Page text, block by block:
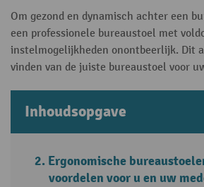
Om gezond en dynamisch achter een
een professionele bureaustoel met
instelmogelijkheden onontbeerlijk. Dit
vinden van de juiste bureaustoel voor
Inhoudsopgave
Ergonomische
voordelen voor u en uw